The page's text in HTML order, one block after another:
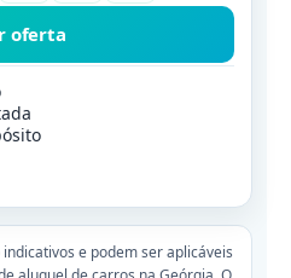
oferta
e podem ser aplicáveis